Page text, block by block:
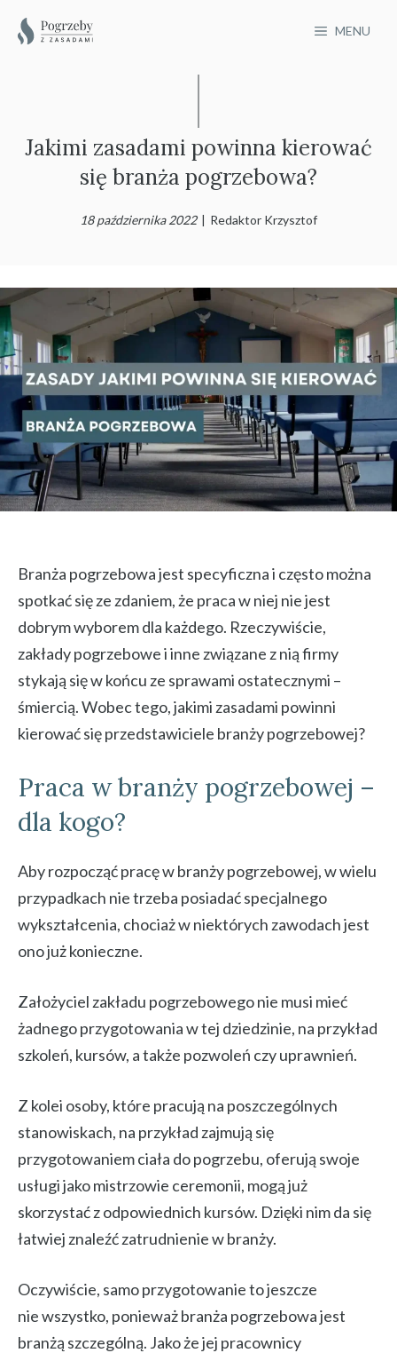
MENU
Jakimi zasadami powinna kierować
się branża pogrzebowa?
18 października 2022 | Redaktor Krzysztof
Branża pogrzebowa jest specyficzna i często można
spotkać się ze zdaniem, że praca w niej nie jest
dobrym wyborem dla każdego. Rzeczywiście,
zakłady pogrzebowe i inne związane z nią firmy
stykają się w końcu ze sprawami ostatecznymi –
śmiercią. Wobec tego, jakimi zasadami powinni
kierować się przedstawiciele branży pogrzebowej?
Praca w branży pogrzebowej –
dla kogo?
Aby rozpocząć pracę w branży pogrzebowej, w wielu
przypadkach nie trzeba posiadać specjalnego
wykształcenia, chociaż w niektórych zawodach jest
ono już konieczne.
Założyciel zakładu pogrzebowego nie musi mieć
żadnego przygotowania w tej dziedzinie, na przykład
szkoleń, kursów, a także pozwoleń czy uprawnień.
Z kolei osoby, które pracują na poszczególnych
stanowiskach, na przykład zajmują się
przygotowaniem ciała do pogrzebu, oferują swoje
usługi jako mistrzowie ceremonii, mogą już
skorzystać z odpowiednich kursów. Dzięki nim da się
łatwiej znaleźć zatrudnienie w branży.
Oczywiście, samo przygotowanie to jeszcze
nie wszystko, ponieważ branża pogrzebowa jest
branżą szczególną. Jako że jej pracownicy